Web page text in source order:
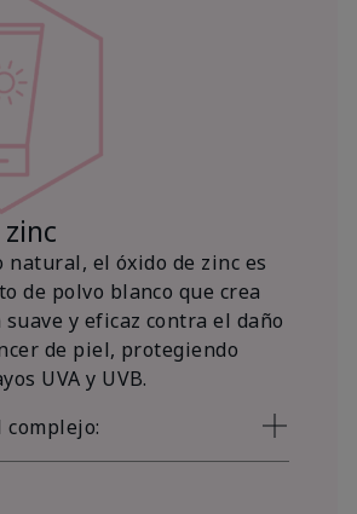
natural, el óxido de zinc es
de polvo blanco que crea
y eficaz contra el daño
de piel, protegiendo
UVA y UVB.
complejo: